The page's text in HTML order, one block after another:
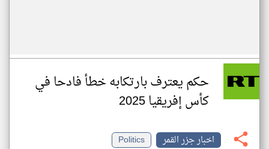
حكم يعترف بارتكابه خطأ فادحا في
كأس إفريقيا 2025
اخبار جزر القمر
Politics